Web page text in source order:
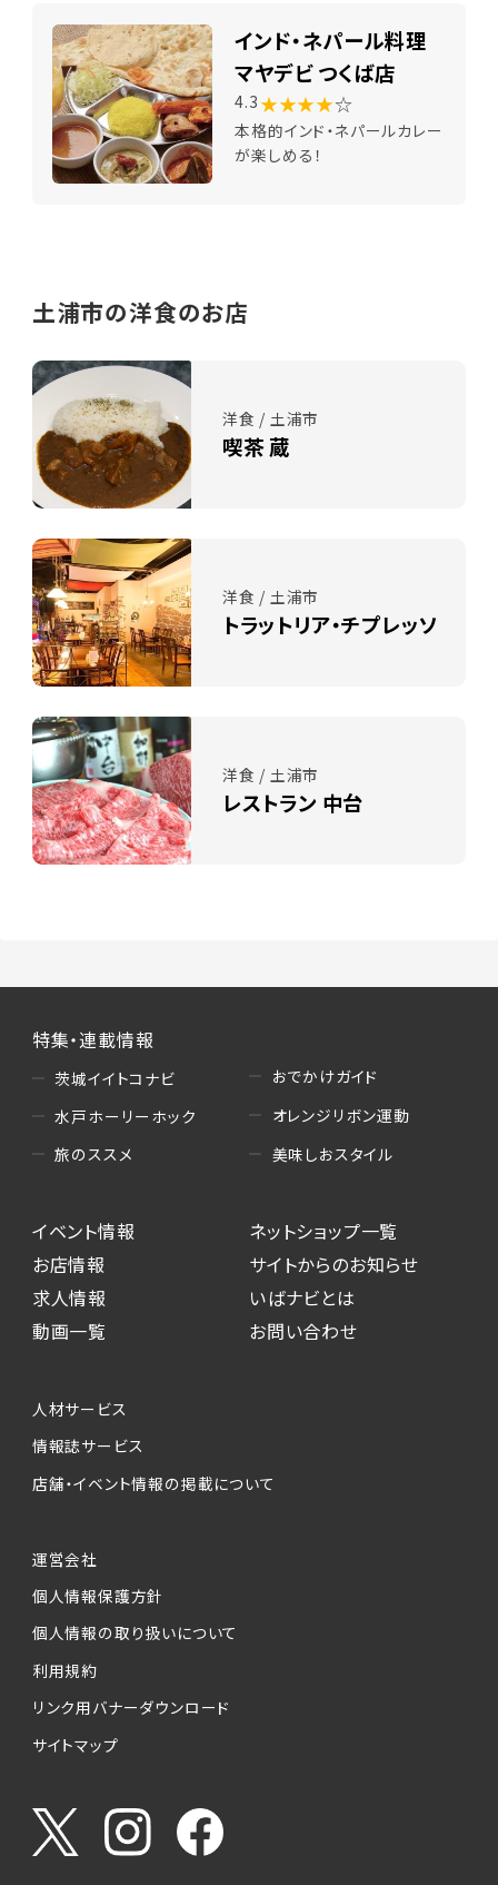
インド・ネパール料理
マヤデビ つくば店
4.3 ★★★★☆
本格的インド・ネパールカレー
が楽しめる！
土浦市の洋食のお店
洋食 / 土浦市
喫茶 蔵
洋食 / 土浦市
トラットリア・チプレッソ
洋食 / 土浦市
レストラン 中台
特集・連載情報
茨城イイトコナビ
水戸ホーリーホック
旅のススメ
おでかけガイド
オレンジリボン運動
美味しおスタイル
イベント情報
お店情報
求人情報
動画一覧
ネットショップ一覧
サイトからのお知らせ
いばナビとは
お問い合わせ
人材サービス
情報誌サービス
店舗・イベント情報の掲載について
運営会社
個人情報保護方針
個人情報の取り扱いについて
利用規約
リンク用バナーダウンロード
サイトマップ